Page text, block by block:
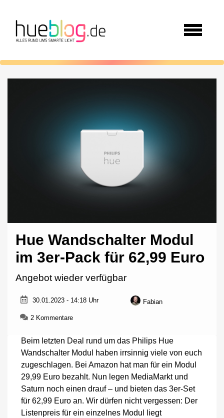
Hue Wandschalter Modul
im 3er-Pack für 62,99 Euro
Angebot wieder verfügbar
30.01.2023 - 14:18 Uhr Fabian
2 Kommentarezu
Wandschalter
Modul
im
3er-
Pack
62,99
Euro
Beim letzten Deal rund um das Philips Hue
Wandschalter Modul haben irrsinnig viele von euch
zugeschlagen. Bei Amazon hat man für ein Modul
29,99 Euro bezahlt. Nun legen MediaMarkt und
Saturn noch einen drauf – und bieten das 3er-Set
für 62,99 Euro an. Wir dürfen nicht vergessen: Der
Listenpreis für ein einzelnes Modul liegt